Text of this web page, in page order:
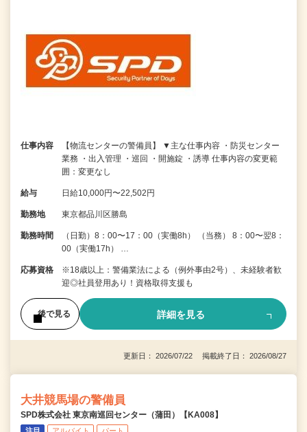
仕事内容
【物流センターの警備員】 ▼主な仕事内容 ・防災センター
業務 ・出入管理 ・巡回 ・開施錠 ・誘導 仕事内容の変更範
囲：変更なし
給与 日給10,000円〜22,502円
勤務地 東京都品川区勝島
勤務時間
（日勤）8：00〜17：00（実働8h） （当務） 8：00〜翌8：
00（実働17h） …
応募資格
※18歳以上：警備業法による（例外事由2号）、未経験者歓
迎◎社員登用あり！資格取得支援も
後で見る 詳細を見る
更新日： 2026/07/22 掲載終了日： 2026/08/27
大井競馬場の警備員
SPD株式会社 東京南巡回センター（蒲田）【KA008】